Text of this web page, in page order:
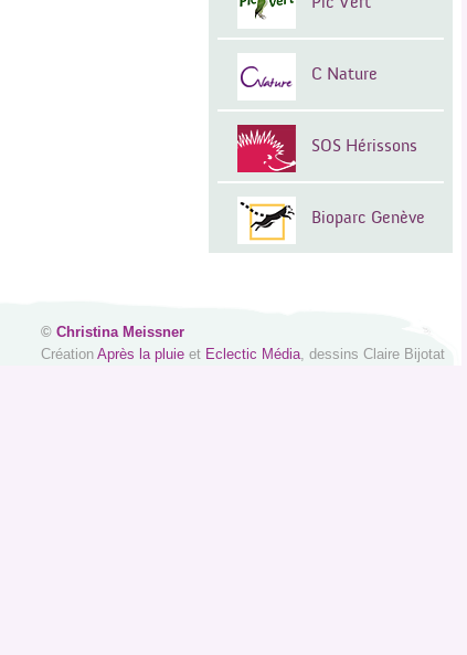
C Nature
SOS Hérissons
Bioparc Genève
© Christina Meissner
Création Après la pluie et Eclectic Média, dessins Claire Bijotat